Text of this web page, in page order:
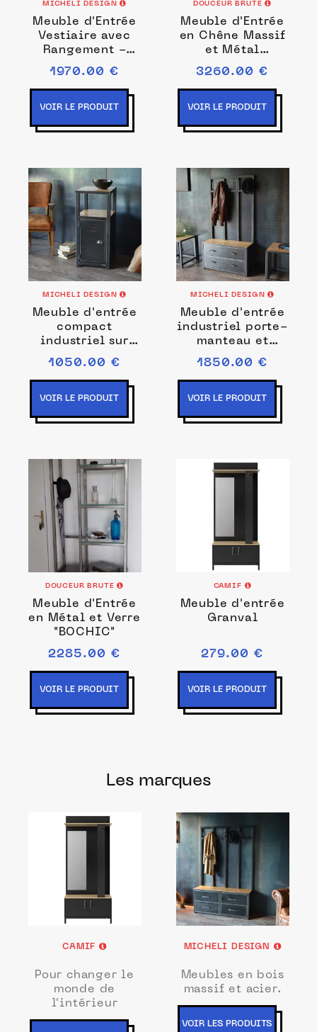
MICHELI DESIGN
Meuble d'Entrée
Vestiaire avec
Rangement -
MAGNO
1970.00 €
VOIR LE PRODUIT
DOUCEUR BRUTE
Meuble d'Entrée
en Chêne Massif
et Métal
"AMANDINE"
3260.00 €
VOIR LE PRODUIT
MICHELI DESIGN
Meuble d'entrée
compact
industriel sur
mesure chêne et
acier - FURIÉ
1050.00 €
VOIR LE PRODUIT
MICHELI DESIGN
Meuble d'entrée
industriel porte-
manteau et
rangement sur
mesure - PRIAPE
1850.00 €
VOIR LE PRODUIT
DOUCEUR BRUTE
Meuble d'Entrée
en Métal et Verre
"BOCHIC"
2285.00 €
VOIR LE PRODUIT
CAMIF
Meuble d'entrée
Granval
279.00 €
VOIR LE PRODUIT
Les marques
CAMIF
Pour changer le
monde de
l'intérieur
MICHELI DESIGN
Meubles en bois
massif et acier.
VOIR LES PRODUITS